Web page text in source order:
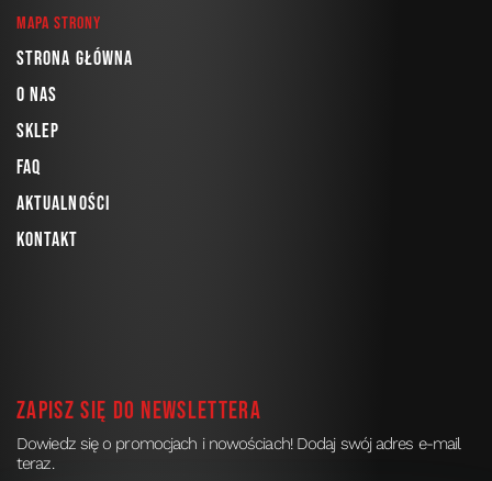
Mapa strony
Strona główna
O nas
Sklep
FAQ
Aktualności
Kontakt
Zapisz się do newslettera
Dowiedz się o promocjach i nowościach! Dodaj swój adres e-mail
teraz.